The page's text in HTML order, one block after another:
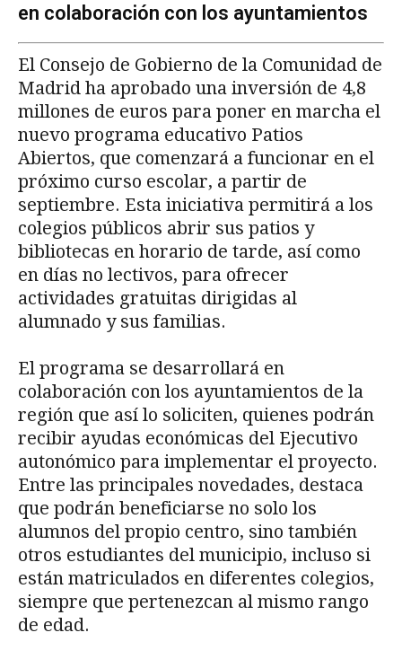
en colaboración con los ayuntamientos
El Consejo de Gobierno de la Comunidad de
Madrid ha aprobado una inversión de 4,8
millones de euros para poner en marcha el
nuevo programa educativo Patios
Abiertos, que comenzará a funcionar en el
próximo curso escolar, a partir de
septiembre. Esta iniciativa permitirá a los
colegios públicos abrir sus patios y
bibliotecas en horario de tarde, así como
en días no lectivos, para ofrecer
actividades gratuitas dirigidas al
alumnado y sus familias.
El programa se desarrollará en
colaboración con los ayuntamientos de la
región que así lo soliciten, quienes podrán
recibir ayudas económicas del Ejecutivo
autonómico para implementar el proyecto.
Entre las principales novedades, destaca
que podrán beneficiarse no solo los
alumnos del propio centro, sino también
otros estudiantes del municipio, incluso si
están matriculados en diferentes colegios,
siempre que pertenezcan al mismo rango
de edad.